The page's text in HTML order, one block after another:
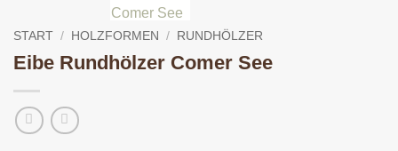
START / HOLZFORMEN / RUNDHÖLZER
Eibe Rundhölzer Comer See